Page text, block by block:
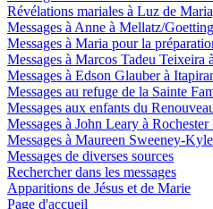
Révélations mariales à Luz de
Messages à Anne à Mellatz/
Messages à Maria pour la
Messages à Marcos Tadeu Teixeira
Messages à Edson Glauber à
Messages au refuge de la Sainte
Messages aux enfants du
Messages à John Leary à
Messages à Maureen Sweeney-
Messages de diverses sources
Rechercher dans les messages
Apparitions de Jésus et de Marie
Page d'accueil